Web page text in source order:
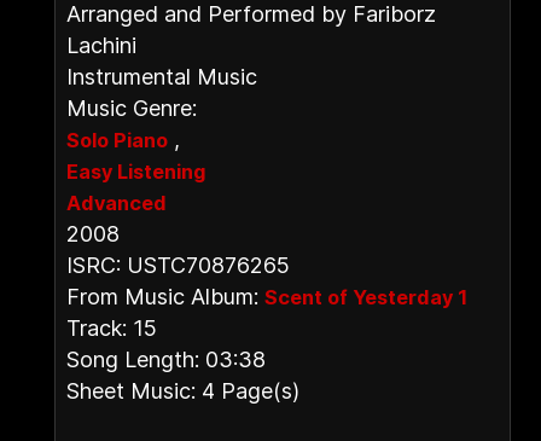
Arranged and Performed by Fariborz
Lachini
Instrumental Music
Music Genre:
Solo Piano ,
Easy Listening
Advanced
2008
ISRC: USTC70876265
From Music Album: Scent of Yesterday 1
Track: 15
Song Length: 03:38
Sheet Music: 4 Page(s)